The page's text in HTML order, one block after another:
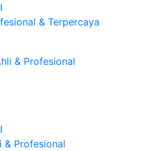
& Terpercaya
& Profesional